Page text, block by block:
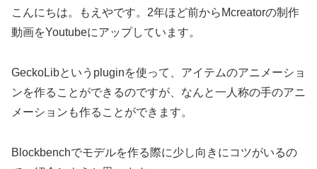
こんにちは。もえやです。2年ほど前からMcreatorの制作
動画をYoutubeにアップしています。
GeckoLibというpluginを使って、アイテムのアニメーショ
ンを作ることができるのですが、なんと一人称の手のアニ
メーションも作ることができます。
Blockbenchでモデルを作る際に少し向きにコツがいるの